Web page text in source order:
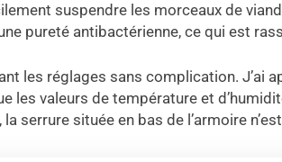
suspendre les morceaux de
pureté antibactérienne, ce qui est
les réglages sans complication. J’ai
les valeurs de température et
serrure située en bas de l’armoire